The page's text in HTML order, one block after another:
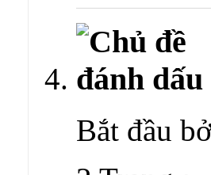
Bắt đầu